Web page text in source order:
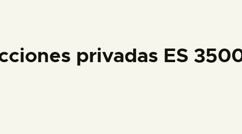
privadas ES